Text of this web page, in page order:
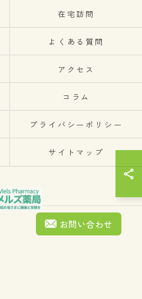
お問い合わせ
在宅訪問
よくある質問
アクセス
コラム
プライバシーポリシー
サイトマップ
RIGHTS RESERVED.